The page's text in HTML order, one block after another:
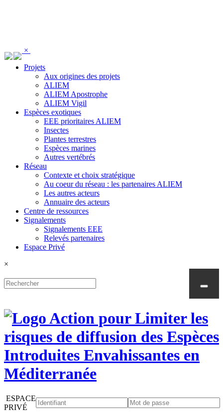
×
Projets
Aux origines des projets
ALIEM
ALIEM Apostrophe
ALIEM Vigil
Espèces exotiques
EEE prioritaires ALIEM
Insectes
Plantes terrestres
Espèces marines
Autres vertébrés
Réseau
Contexte et choix stratégique
Au coeur du réseau : les partenaires ALIEM
Les autres acteurs
Annuaire des acteurs
Centre de ressources
Signalements
Signalements EEE
Relevés partenaires
Espace Privé
×
ESPACE
PRIVÉ